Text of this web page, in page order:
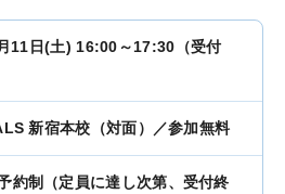
11日(土) 16:00～17:30（受付
新宿本校（対面）／参加無料
約制（定員に達し次第、受付終